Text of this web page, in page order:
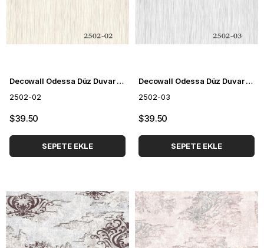
Decowall Odessa Düz Duvar Kağıdı 2502-02
2502-02
$39.50
SEPETE EKLE
Decowall Odessa Düz Duvar Kağıdı 2502-03
2502-03
$39.50
SEPETE EKLE